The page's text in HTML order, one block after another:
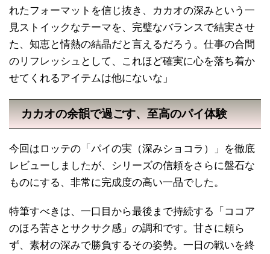
れたフォーマットを信じ抜き、カカオの深みという一
見ストイックなテーマを、完璧なバランスで結実させ
た、知恵と情熱の結晶だと言えるだろう。仕事の合間
のリフレッシュとして、これほど確実に心を落ち着か
せてくれるアイテムは他にないな」
カカオの余韻で過ごす、至高のパイ体験
今回はロッテの「パイの実（深みショコラ）」を徹底
レビューしましたが、シリーズの信頼をさらに盤石な
ものにする、非常に完成度の高い一品でした。
特筆すべきは、一口目から最後まで持続する「ココア
のほろ苦さとサクサク感」の調和です。甘さに頼ら
ず、素材の深みで勝負するその姿勢。一日の戦いを終